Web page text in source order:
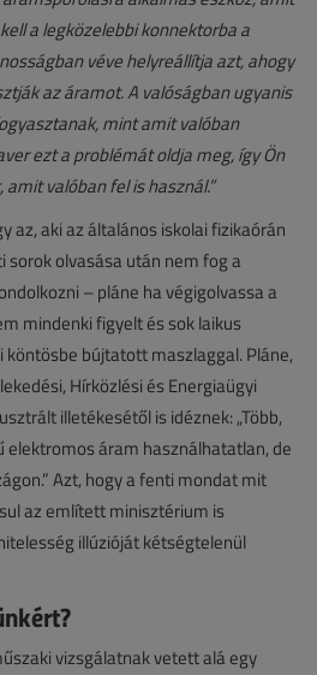
a legközelebbi konnektorba a
véve helyreállítja azt, ahogy
az áramot. A valóságban ugyanis
mint amit valóban
ezt a problémát oldja meg, így Ön
valóban fel is használ.”
az, aki az általános iskolai fizikaórán
sorok olvasása után nem fog a
– pláne ha végigolvassa a
mindenki figyelt és sok laikus
bújtatott maszlaggal. Pláne,
Hírközlési és Energiaügyi
illetékesétől is idéznek: „Több,
elektromos áram használhatatlan, de
Azt, hogy a fenti mondat mit
az említett minisztérium is
illúzióját kétségtelenül
vizsgálatnak vetett alá egy